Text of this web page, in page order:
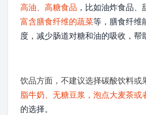
高油、高糖食品 ，比如油炸食品
富含膳食纤维的蔬菜等，膳食纤维
度，减少肠道对糖和油的吸收，帮
饮品方面，不建议选择碳酸饮料或
脂牛奶、无糖豆浆，泡点大麦茶或
的选择。